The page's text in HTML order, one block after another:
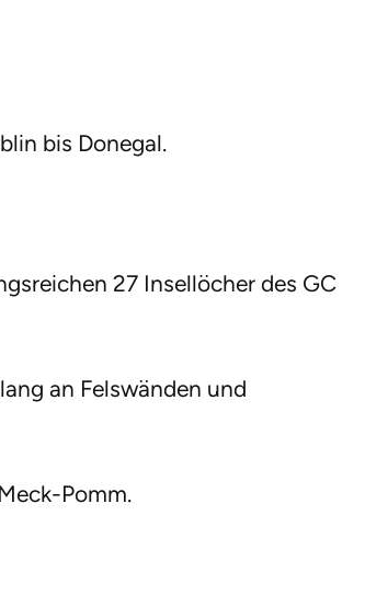
bis Donegal.
27 Insellöcher des GC
an Felswänden und
Pomm.